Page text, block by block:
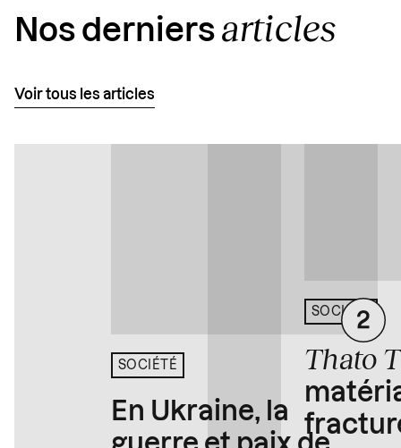
Nos derniers articles
Voir tous les articles
SOCIÉTÉ
En Ukraine, la
SOCIÉTÉ
Thato